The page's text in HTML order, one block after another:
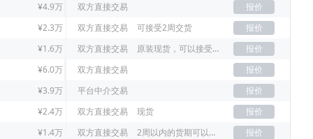
¥4.9万 双方直接交易
报价
¥2.3万 双方直接交易 可接受2周交货
报价
¥1.6万 双方直接交易 原装现货，可以接受老年份
报价
¥6.0万 双方直接交易
报价
¥3.9万 平台中介交易
报价
¥2.4万 双方直接交易 现货
报价
¥1.4万 双方直接交易 2周以内的货期可以接受
报价